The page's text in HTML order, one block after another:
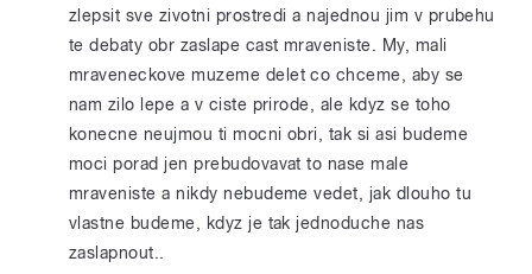
zlepsit sve zivotni prostredi a najednou jim v prubehu
te debaty obr zaslape cast mraveniste. My, mali
mraveneckove muzeme delet co chceme, aby se
nam zilo lepe a v ciste prirode, ale kdyz se toho
konecne neujmou ti mocni obri, tak si asi budeme
moci porad jen prebudovavat to nase male
mraveniste a nikdy nebudeme vedet, jak dlouho tu
vlastne budeme, kdyz je tak jednoduche nas
zaslapnout..